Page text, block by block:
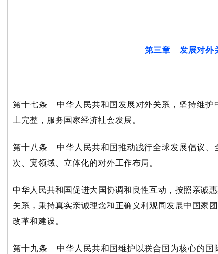
第三章 发展对外
第十七条 中华人民共和国发展对外关系，坚持维护
土完整，服务国家经济社会发展。
第十八条 中华人民共和国推动践行全球发展倡议、
次、宽领域、立体化的对外工作布局。
中华人民共和国促进大国协调和良性互动，按照亲诚
关系，秉持真实亲诚理念和正确义利观同发展中国家
改革和建设。
第十九条 中华人民共和国维护以联合国为核心的国